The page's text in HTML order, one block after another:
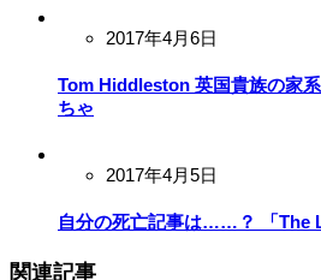
2017年4月6日
Tom Hiddleston 英国貴族の家
ちゃ
2017年4月5日
自分の死亡記事は……？ 「The
関連記事